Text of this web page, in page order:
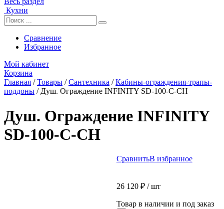
Кухни
Сравнение
Избранное
Мой кабинет
Корзина
Главная /Товары /Сантехника /Кабины-ограждения-трапы-
поддоны /Душ. Ограждение INFINITY SD-100-С-CH
Душ. Ограждение INFINITY
SD-100-С-CH
СравнитьВ избранное
26 120 ₽/ шт
Товар в наличии и под заказ